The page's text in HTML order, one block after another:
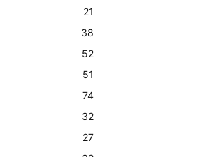
21
38
52
51
74
32
27